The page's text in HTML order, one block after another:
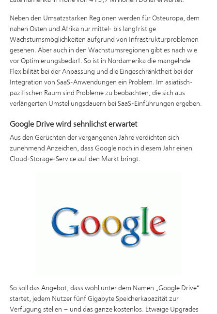
Neben den Umsatzstarken Regionen werden für Osteuropa, dem
nahen Osten und Afrika nur mittel- bis langfristige
Wachstumsmöglichkeiten aufgrund von Infrastrukturproblemen
gesehen. Aber auch in den Wachstumsregionen gibt es nach wie
vor Optimierungsbedarf. So ist in Nordamerika die mangelnde
Flexibilität bei der Anpassung und die Eingeschränktheit bei der
Integration von SaaS-Anwendungen ein Problem. Im asiatisch-
pazifischen Raum sind Probleme zu beobachten, die sich aus
verlängerten Umstellungsdauern bei SaaS-Einführungen ergeben.
Google Drive wird sehnlichst erwartet
Aus den Gerüchten der vergangenen Jahre verdichten sich
zunehmend Anzeichen, dass Google noch in diesem Jahr einen
Cloud-Storage-Service auf den Markt bringt.
So soll das Angebot, dass wohl unter dem Namen „Google Drive“
startet, jedem Nutzer fünf Gigabyte Speicherkapazität zur
Verfügung stellen – und das ganze kostenlos. Etwaige Upgrades